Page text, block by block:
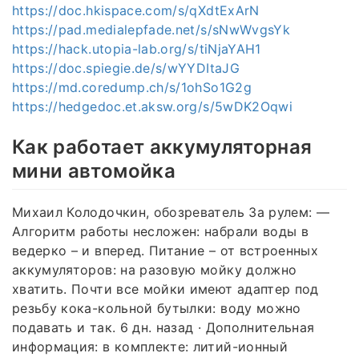
https://doc.hkispace.com/s/qXdtExArN
https://pad.medialepfade.net/s/sNwWvgsYk
https://hack.utopia-lab.org/s/tiNjaYAH1
https://doc.spiegie.de/s/wYYDItaJG
https://md.coredump.ch/s/1ohSo1G2g
https://hedgedoc.et.aksw.org/s/5wDK2Oqwi
Как работает аккумуляторная
мини автомойка
Михаил Колодочкин, обозреватель За рулем: —
Алгоритм работы несложен: набрали воды в
ведерко – и вперед. Питание – от встроенных
аккумуляторов: на разовую мойку должно
хватить. Почти все мойки имеют адаптер под
резьбу кока-кольной бутылки: воду можно
подавать и так. 6 дн. назад · Дополнительная
информация: в комплекте: литий-ионный